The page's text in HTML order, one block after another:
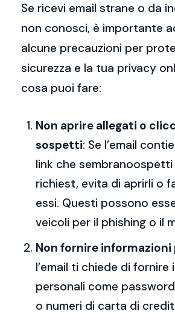
Se ricevi email strane o da
non conosci, è importante
alcune precauzioni per
sicurezza e la tua privacy
cosa puoi fare:
Non aprire allegati o
sospetti: Se l’email
link che sembranoospetti
richiest, evita di aprirli o
essi. Questi possono
veicoli per il phishing o il
Non fornire informazioni
l’email ti chiede di fornire
personali come
o numeri di carta di